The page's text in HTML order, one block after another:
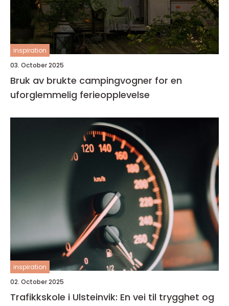
inspiration
03. October 2025
Bruk av brukte campingvogner for en
uforglemmelig ferieopplevelse
inspiration
02. October 2025
Trafikkskole i Ulsteinvik: En vei til trygghet og